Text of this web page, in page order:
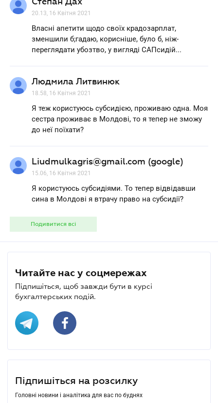
20.13, 16 Квітня 2021
Власні апетити щодо своїх крадозарплат,
зменшили б;гадаю, корисніше, було б, ніж-
переглядати убозтво, у вигляді САПсидій...
Людмила Литвинюк
18.58, 16 Квітня 2021
Я теж користуюсь субсидією, проживаю одна. Моя
сестра проживає в Молдові, то я тепер не зможу
до неї поїхати?
Liudmulkagris@gmail.com (google)
15.06, 16 Квітня 2021
Я користуюсь субсидіями. То тепер відвідавши
сина в Молдові я втрачу право на субсидії?
Подивитися всі
Читайте нас у соцмережах
Підпишіться, щоб завжди бути в курсі
бухгалтерських подій.
Підпишіться на розсилку
Головні новини і аналітика для вас по буднях